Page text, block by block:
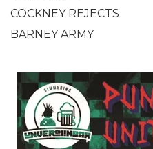
COCKNEY REJECTS
BARNEY ARMY